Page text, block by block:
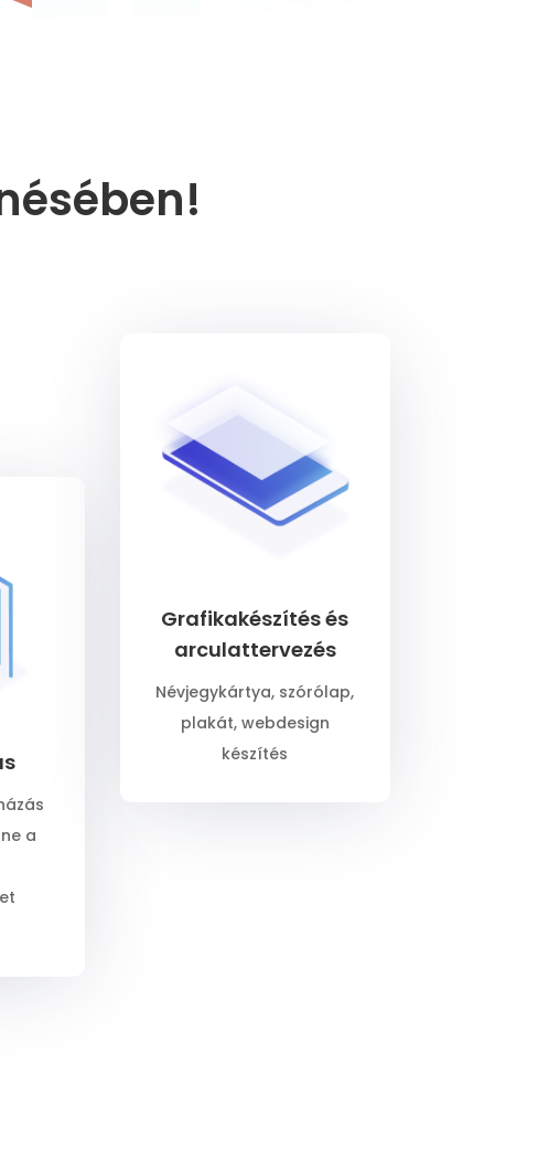
a
Grafikakészítés és
arculattervezés
Névjegykártya, szórólap,
plakát, webdesign
készítés